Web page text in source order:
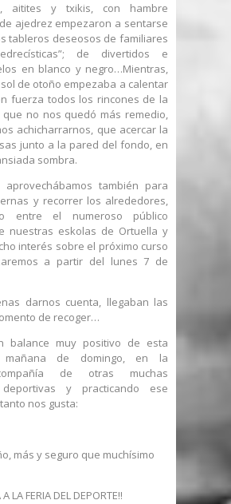
aitites y txikis, con hambre
ajedrez empezaron a sentarse
tableros deseosos de familiares
de divertidos e
en blanco y negro…Mientras,
de otoño empezaba a calentar
fuerza todos los rincones de la
no nos quedó más remedio,
achicharrarnos, que acercar la
junto a la pared del fondo, en
sombra.
también para
y recorrer los alrededores,
entre el numeroso público
nuestras eskolas de Ortuella y
interés sobre el próximo curso
a partir del lunes 7 de
darnos cuenta, llegaban las
de recoger…
balance muy positivo de esta
mañana de domingo, en la
de otras muchas
deportivas y practicando ese
nos gusta:
más y seguro que muchísimo
A LA FERIA DEL DEPORTE!!